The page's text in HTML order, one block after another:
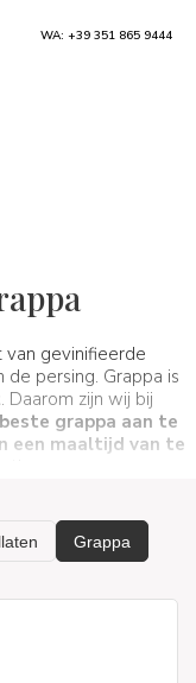
van gevinifieerde
persing. Grappa is
. Daarom zijn wij bij
beste grappa aan te
een maaltijd van te
hele reis intact en
WA: +39 351 865 9444